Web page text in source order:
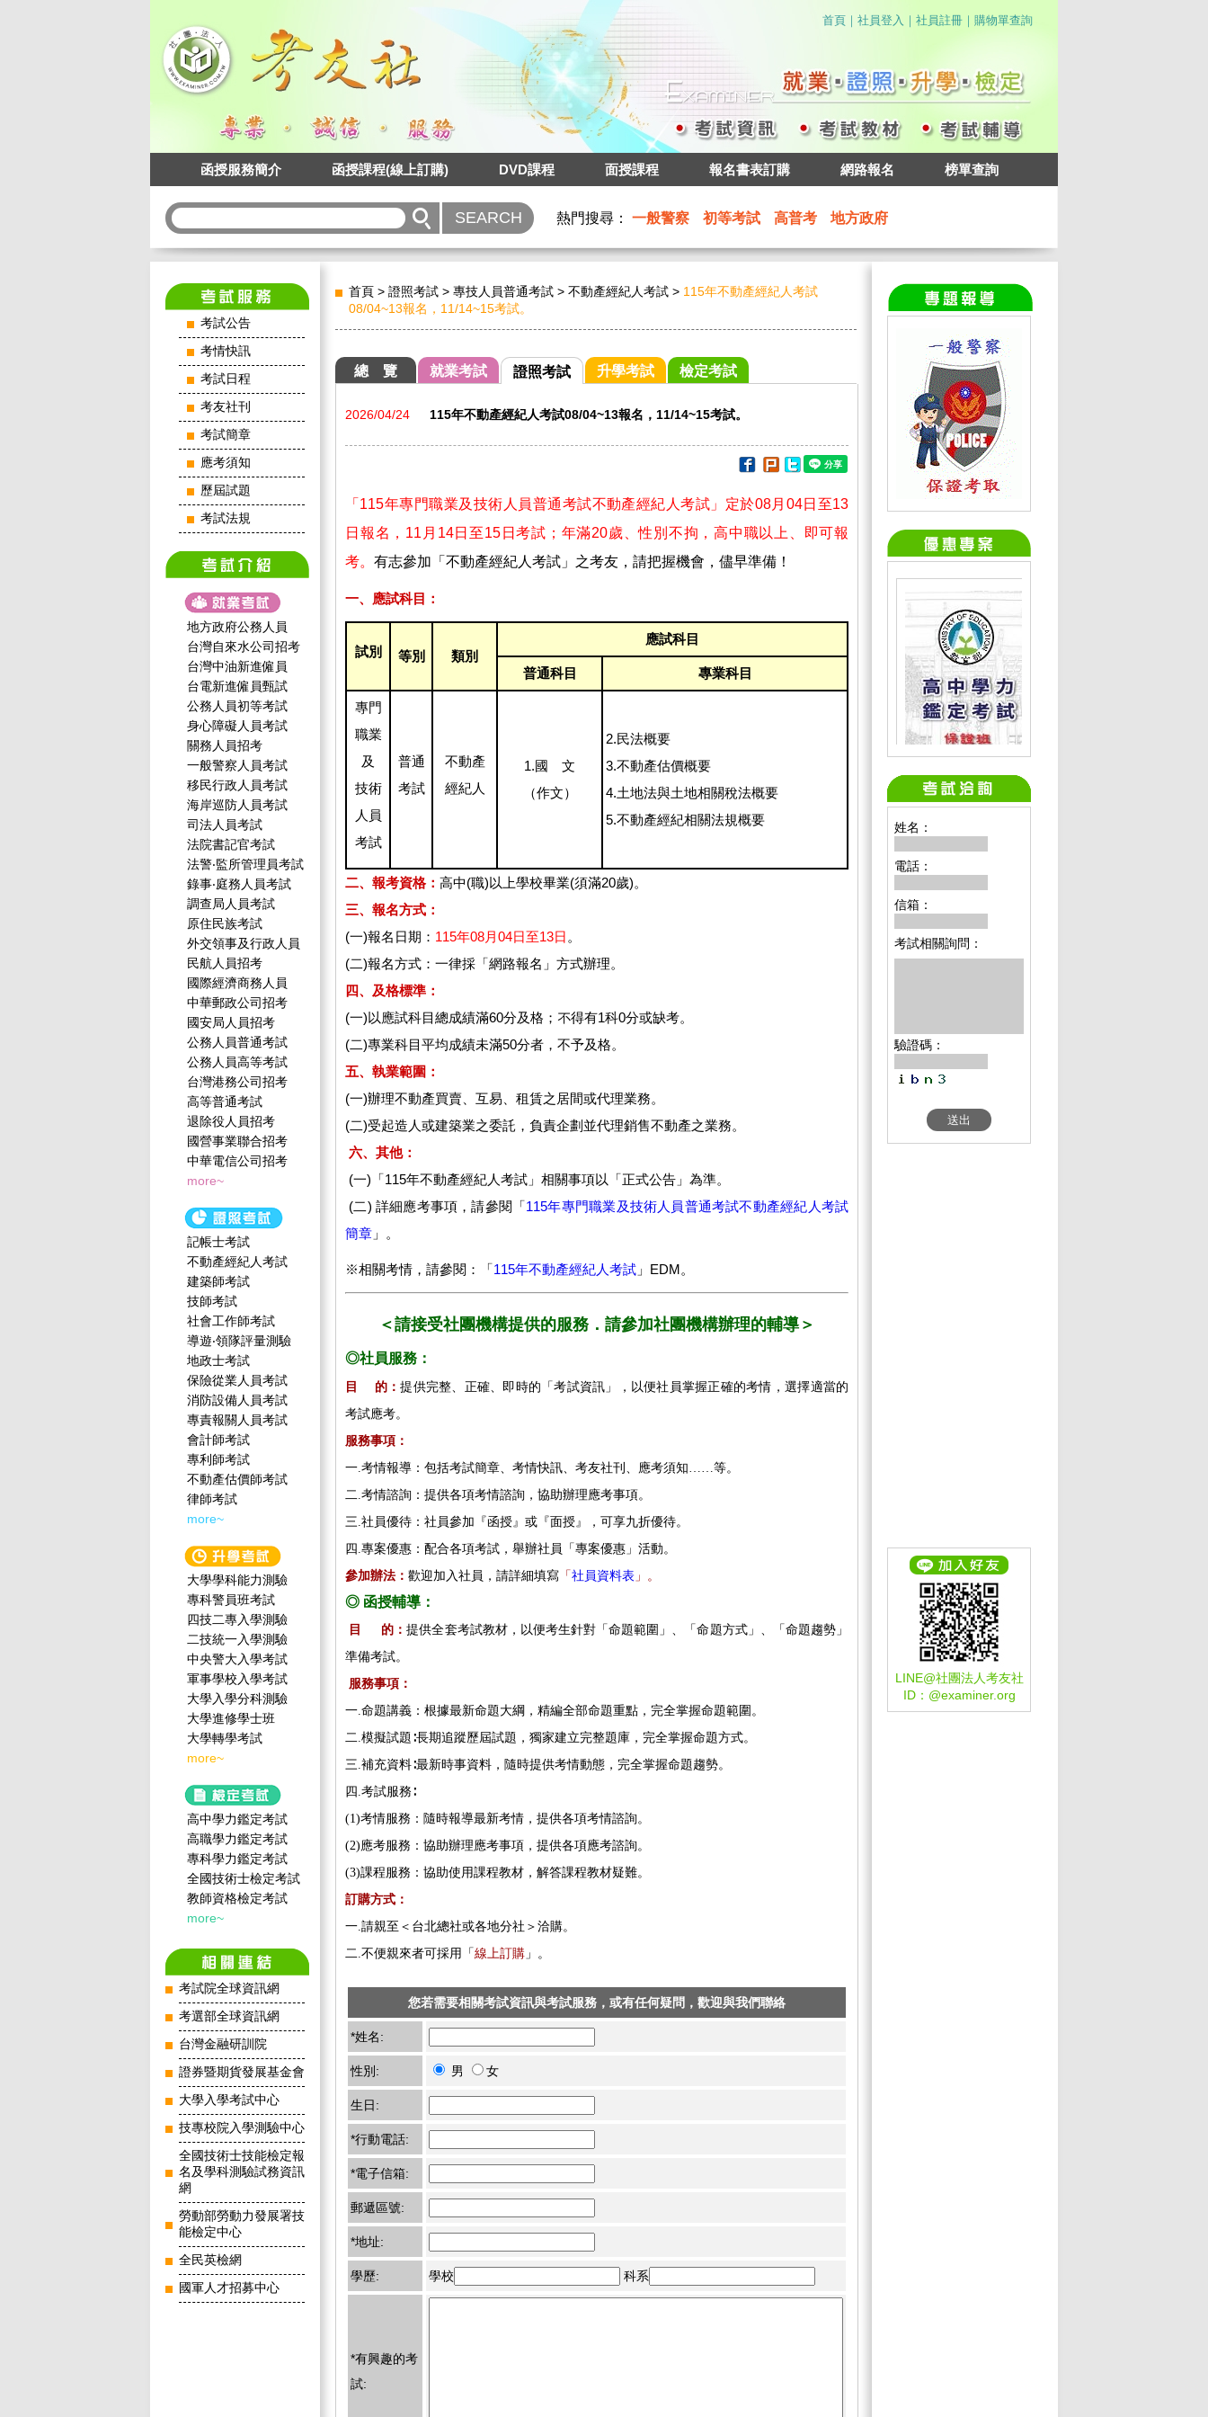
首頁 ｜ 社員登入 ｜ 社員註冊 ｜ 購物單查詢
函授服務簡介 函授課程(線上訂購) DVD課程 面授課程 報名書表訂購 網路報名 榜單查詢
熱門搜尋： 一般警察 初等考試 高普考 地方政府
考試公告
考情快訊
考試日程
考友社刊
考試簡章
應考須知
歷屆試題
考試法規
地方政府公務人員
台灣自來水公司招考
台灣中油新進僱員
台電新進僱員甄試
公務人員初等考試
身心障礙人員考試
關務人員招考
一般警察人員考試
移民行政人員考試
海岸巡防人員考試
司法人員考試
法院書記官考試
法警‧監所管理員考試
錄事‧庭務人員考試
調查局人員考試
原住民族考試
外交領事及行政人員
民航人員招考
國際經濟商務人員
中華郵政公司招考
國安局人員招考
公務人員普通考試
公務人員高等考試
台灣港務公司招考
高等普通考試
退除役人員招考
國營事業聯合招考
中華電信公司招考
more~
記帳士考試
不動產經紀人考試
建築師考試
技師考試
社會工作師‍考試
導遊‧領隊評量測驗
地政士考試
保險從業人員考試
消防設備人員考試
專責報關人員考試
會計師考試
專利師考試
不動產估價師考試
律師考試
more~
大學學科能力測驗
專科警員班考試
四技二專入學測驗
二技統一入學測驗
中央警大入學考試
軍事學校入學考試
大學入學分科測驗
大學進修學士班
大學轉學考試
more~
高中學力鑑定考試
高職學力鑑定考試
專科學力鑑定考試
全國技術士檢定考試
教師資格檢定考試
more~
考試院全球資訊網
考選部全球資訊網
台灣金融研訓院
證券暨期貨發展基金會
大學入學考試中心
技專校院入學測驗中心
全國技術士技能檢定報
名及學科測驗試務資訊
網
勞動部勞動力發展署技
能檢定中心
全民英檢網
國軍人才招募中心
首頁 > 證照考試 > 專技人員普通考試 > 不動產經紀人考試 > 115年不動產經紀人考試
08/04~13報名，11/14~15考試。
總 覽 就業考試 證照考試 升學考試 檢定考試
2026/04/24 115年不動產經紀人考試08/04~13報名，11/14~15考試。
「115年專門職業及技術人員普通考試不動產經紀人考試」定於08月04日至13
日報名，11月14日至15日考試；年滿20歲、性別不拘，高中職以上、即可報
考。 有志參加「不動產經紀人考試」之考友，請把握機會，儘早準備！
一、應試科目：
試別 等別 類別
應試科目
普通科目 專業科目
專門
職業
及
技術
人員
考試
普通
考試
不動產
經紀人
1.國 文
（作文）
2.民法概要
3.不動產估價概要
4.土地法與土地相關稅法概要
5.不動產經紀相關法規概要
二、報考資格： 高中(職)以上學校畢業(須滿20歲)。
三、報名方式：
(一)報名日期： 115年08月04日至13日 。
(二)報名方式：一律採「網路報名」方式辦理。
四、及格標準：
(一)以應試科目總成績滿60分及格；不得有1科0分或缺考。
(二)專業科目平均成績未滿50分者，不予及格。
五、執業範圍：
(一)辦理不動產買賣、互易、租賃之居間或代理業務。
(二)受起造人或建築業之委託，負責企劃並代理銷售不動產之業務。
六、其他：
(一)「115年不動產經紀人考試」相關事項以「正式公告」為準。
(二) 詳細應考事項，請參閱「115年專門職業及技術人員普通考試不動產經紀人考試
簡章 」。
※相關考情，請參閱：「115年不動產經紀人考試 」EDM。
＜請接受社團機構提供的服務．請參加社團機構辦理的輔導＞
◎社員服務：
目 的：提供完整、正確、即時的「考試資訊」，以便社員掌握正確的考情，選擇適當的
考試應考。
服務事項：
一.考情報導：包括考試簡章、考情快訊、考友社刊、應考須知……等。
二.考情諮詢：提供各項考情諮詢，協助辦理應考事項。
三.社員優待：社員參加『函授』或『面授』，可享九折優待。
四.專案優惠：配合各項考試，舉辦社員「專案優惠」活動。
參加辦法： 歡迎加入社員，請詳細填寫 「社員資料表 」。
◎ 函授輔導：
目 的：提供全套考試教材，以便考生針對「命題範圍」、「命題方式」、「命題趨勢」
準備考試。
服務事項：
一.命題講義：根據最新命題大綱，精編全部命題重點，完全掌握命題範圍。
二.模擬試題∶長期追蹤歷屆試題，獨家建立完整題庫，完全掌握命題方式。
三.補充資料∶最新時事資料，隨時提供考情動態，完全掌握命題趨勢。
四.考試服務∶
(1)考情服務：隨時報導最新考情，提供各項考情諮詢。
(2)應考服務：協助辦理應考事項，提供各項應考諮詢。
(3)課程服務：協助使用課程教材，解答課程教材疑難。
訂購方式：
一.請親至＜台北總社或各地分社＞洽購。
二.不便親來者可採用「線上訂購 」。
您若需要相關考試資訊與考試服務，或有任何疑問，歡迎與我們聯絡
*姓名:
性別: 男 女
生日:
*行動電話:
*電子信箱:
郵遞區號:
*地址:
學歷: 學校 科系
*有興趣的考
試:
姓名：
電話：
信箱：
考試相關詢問：
驗證碼：
LINE@社團法人考友社
ID： @examiner.org